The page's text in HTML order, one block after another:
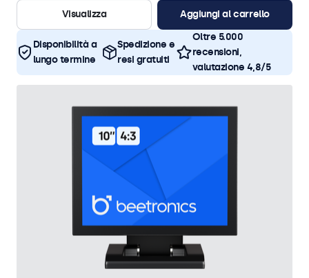
Visualizza
Aggiungi al carrello
Disponibilità a
lungo termine
Spedizione e
resi gratuiti
Oltre 5.000
recensioni,
valutazione 4,8/5